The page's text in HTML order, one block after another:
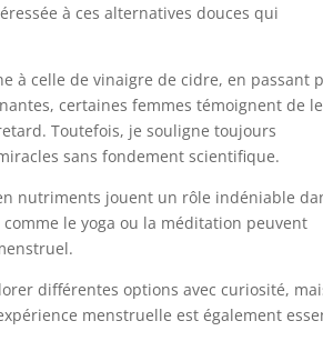
à ces alternatives douces qui
à celle de vinaigre de cidre, en passant
certaines femmes témoignent de
Toutefois, je souligne toujours
sans fondement scientifique.
nutriments jouent un rôle indéniable
le yoga ou la méditation peuvent
différentes options avec curiosité,
menstruelle est également